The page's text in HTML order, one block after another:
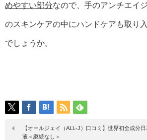
めやすい部分なので、手のアンチエイ
のスキンケアの中にハンドケアも取り
でしょうか。
【オールジェイ（ALL-J）口コミ】世界初全成分
液＜継続なし＞